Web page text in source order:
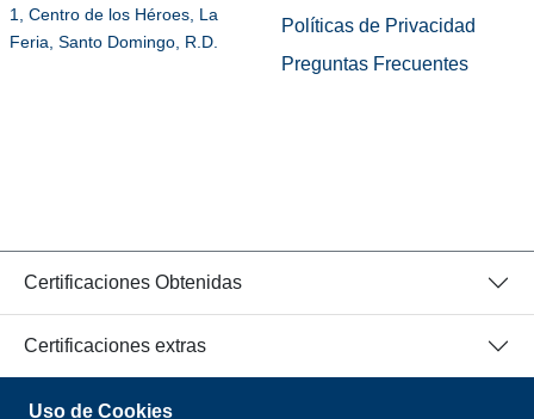
1, Centro de los Héroes, La
Feria, Santo Domingo, R.D.
Políticas de Privacidad
Preguntas Frecuentes
Certificaciones Obtenidas
Certificaciones extras
© 2026 Todos los Derechos Reservados.
Uso de Cookies